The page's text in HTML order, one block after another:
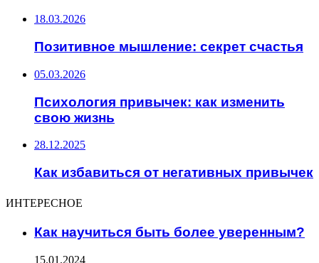
18.03.2026
Позитивное мышление: секрет счастья
05.03.2026
Психология привычек: как изменить
свою жизнь
28.12.2025
Как избавиться от негативных привычек
ИНТЕРЕСНОЕ
Как научиться быть более уверенным?
15.01.2024